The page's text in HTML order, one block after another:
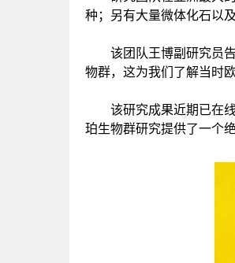
种；另有大量微体化石以
该团队王博副研究员告
物群，这为我们了解当时
该研究成果近期已在线
珀生物群研究提供了一个